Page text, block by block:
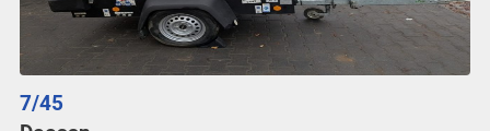
7/45